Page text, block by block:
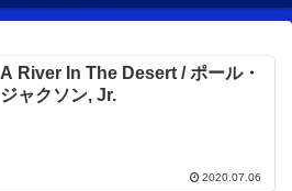
A River In The Desert / ポール・
ジャクソン, Jr.
2020.07.06